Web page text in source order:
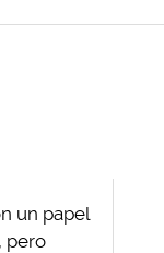
un papel
pero